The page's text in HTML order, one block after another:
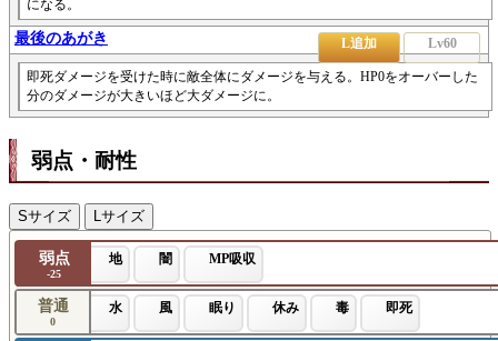
になる。
最後のあがき L追加 Lv60
即死ダメージを受けた時に敵全体にダメージを与える。HP0をオーバーした
分のダメージが大きいほど大ダメージに。
弱点・耐性
Sサイズ Lサイズ
弱点
-25
地 闇 MP吸収
普通
0
水 風 眠り 休み 毒 即死